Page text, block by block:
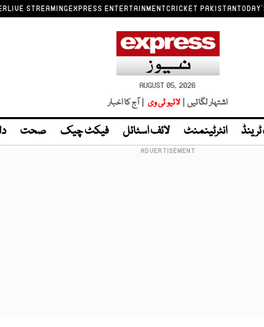
LIVE STREAMINGEXPRESS ENTERTAINMENTCRICKET PAKISTAN
AUGUST 05, 2026
اشتہار لگائیں | لائیو ٹی وی | آج کا اخبار
انٹرٹینمنٹ لائف اسٹائل فیکٹ چیک صحت